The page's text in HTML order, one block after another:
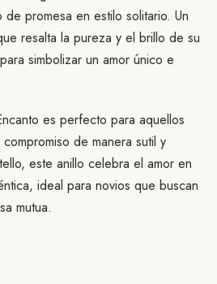
promesa en estilo solitario. Un
resalta la pureza y el brillo de su
simbolizar un amor único e
es perfecto para aquellos
de manera sutil y
este anillo celebra el amor en
ideal para novios que buscan
mutua.